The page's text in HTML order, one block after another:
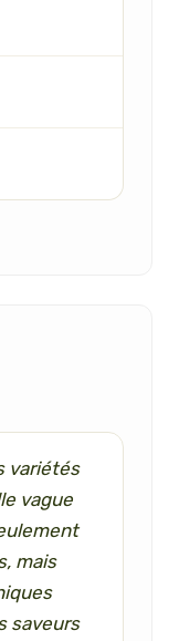
variétés
vague
mais
saveurs